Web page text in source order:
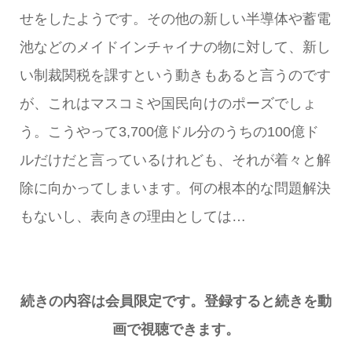
せをしたようです。その他の新しい半導体や蓄電
池などのメイドインチャイナの物に対して、新し
い制裁関税を課すという動きもあると言うのです
が、これはマスコミや国民向けのポーズでしょ
う。こうやって3,700億ドル分のうちの100億ド
ルだけだと言っているけれども、それが着々と解
除に向かってしまいます。何の根本的な問題解決
もないし、表向きの理由としては…
続きの内容は会員限定です。登録すると続きを動
画で視聴できます。